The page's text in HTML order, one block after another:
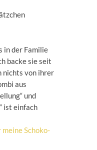
in der Familie
backe sie seit
nichts von ihrer
aus
und
ist einfach
Schoko-